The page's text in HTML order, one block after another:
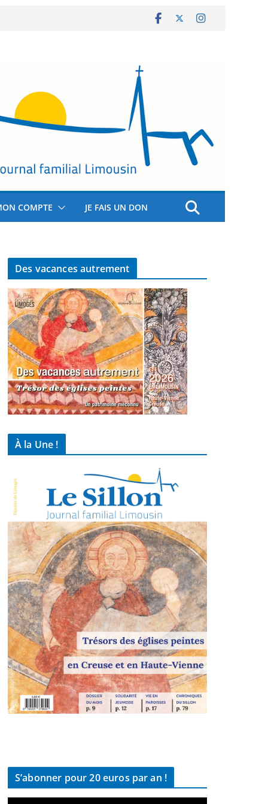
COMPTE JE FAIS UN DON
Des vacances autrement
À la Une !
S’abonner pour 20 euros par an !